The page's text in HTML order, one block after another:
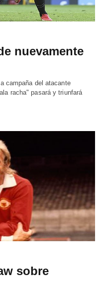
nuevamente
campaña del atacante
racha" pasará y triunfará
sobre